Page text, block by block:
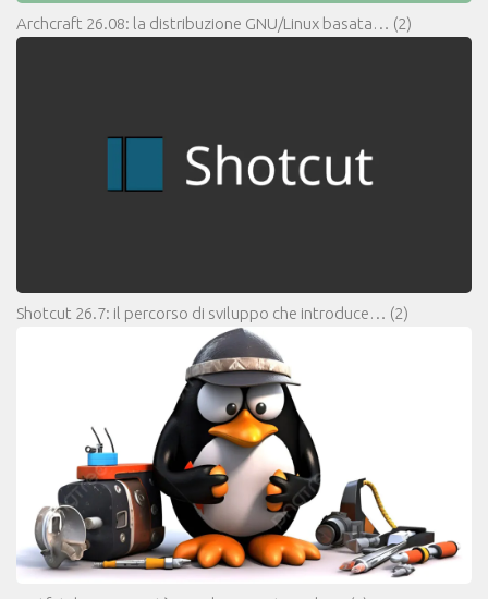
Archcraft 26.08: la distribuzione GNU/Linux basata… (2)
Shotcut 26.7: il percorso di sviluppo che introduce… (2)